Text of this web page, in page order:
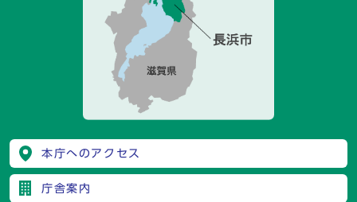
本庁へのアクセス
庁舎案内